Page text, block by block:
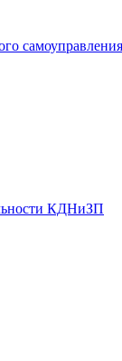
самоуправления
КДНиЗП